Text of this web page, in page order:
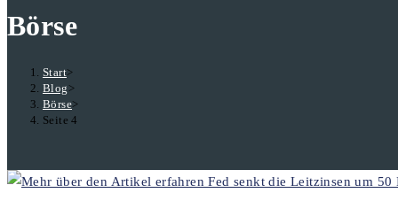
Börse
Start>
Blog >
Börse>
Seite 4